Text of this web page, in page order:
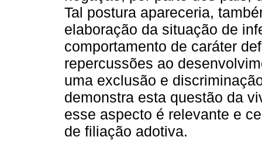
Tal postura apareceria,
elaboração da situação de
comportamento de caráter
repercussões ao
uma exclusão e
demonstra esta questão da
esse aspecto é relevante e
de filiação adotiva.